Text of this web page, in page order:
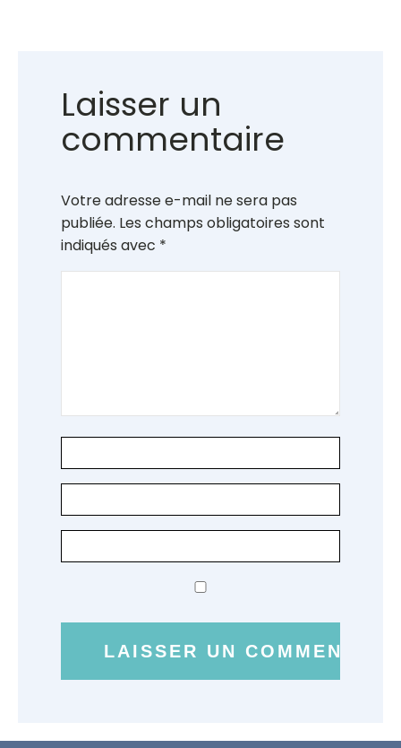
Laisser un
commentaire
Votre adresse e-mail ne sera pas
publiée. Les champs obligatoires sont
indiqués avec *